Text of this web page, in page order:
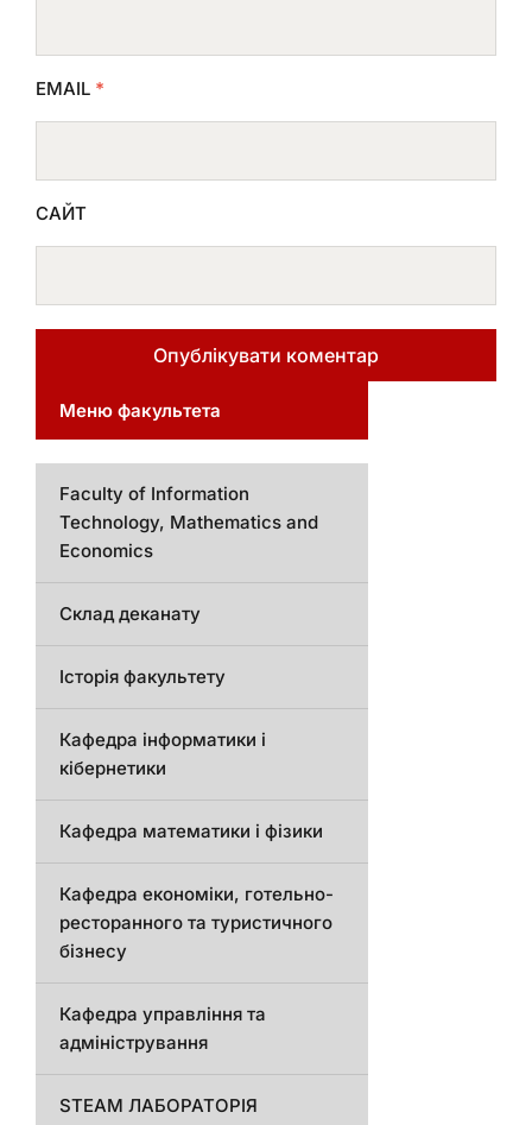
EMAIL *
САЙТ
Меню факультета
Faculty of Information
Technology, Mathematics and
Economics
Склад деканату
Історія факультету
Кафедра інформатики і
кібернетики
Кафедра математики і фізики
Кафедра економіки, готельно-
ресторанного та туристичного
бізнесу
Кафедра управління та
адміністрування
STEAM ЛАБОРАТОРІЯ